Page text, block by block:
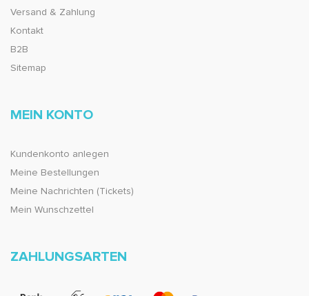
Versand & Zahlung
Kontakt
B2B
Sitemap
MEIN KONTO
Kundenkonto anlegen
Meine Bestellungen
Meine Nachrichten (Tickets)
Mein Wunschzettel
ZAHLUNGSARTEN